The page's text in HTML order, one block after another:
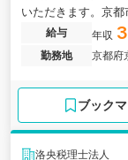
いただきます。京
ップや資格取得、
給与 年収
勤務地
京都府
ブック
洛央税理士法人